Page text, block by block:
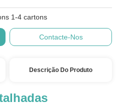
1-4 cartons
Contacte-Nos
Descrição Do Produto